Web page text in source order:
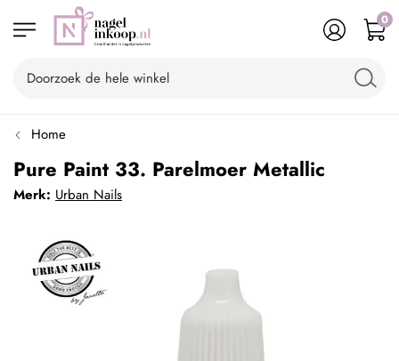
0
Home
Pure Paint 33. Parelmoer Metallic
Merk: Urban Nails